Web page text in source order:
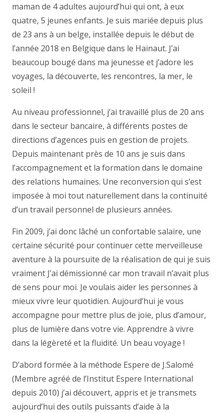
maman de 4 adultes aujourd’hui qui ont, à eux
quatre, 5 jeunes enfants. Je suis mariée depuis plus
de 23 ans à un belge, installée depuis le début de
l’année 2018 en Belgique dans le Hainaut. J’ai
beaucoup bougé dans ma jeunesse et j’adore les
voyages, la découverte, les rencontres, la mer, le
soleil !
Au niveau professionnel, j’ai travaillé plus de 20 ans
dans le secteur bancaire, à différents postes de
directions d’agences puis en gestion de projets.
Depuis maintenant près de 10 ans je suis dans
l’accompagnement et la formation dans le domaine
des relations humaines. Une reconversion qui s’est
imposée à moi tout naturellement dans la continuité
d’un travail personnel de plusieurs années.
Fin 2009, j’ai donc lâché un confortable salaire, une
certaine sécurité pour continuer cette merveilleuse
aventure à la poursuite de la réalisation de qui je suis
vraiment J’ai démissionné car mon travail n’avait plus
de sens pour moi. Je voulais aider les personnes à
mieux vivre leur quotidien. Aujourd’hui je vous
accompagne pour mettre plus de joie, plus d’amour,
plus de lumière dans votre vie. Apprendre à vivre
dans la légèreté et la fluidité. Un beau voyage !
D’abord formée à la méthode Espere de J.Salomé
(Membre agréé de l’Institut Espere International
depuis 2010) j’ai découvert, appris et je transmets
aujourd’hui des outils puissants d’aide à la